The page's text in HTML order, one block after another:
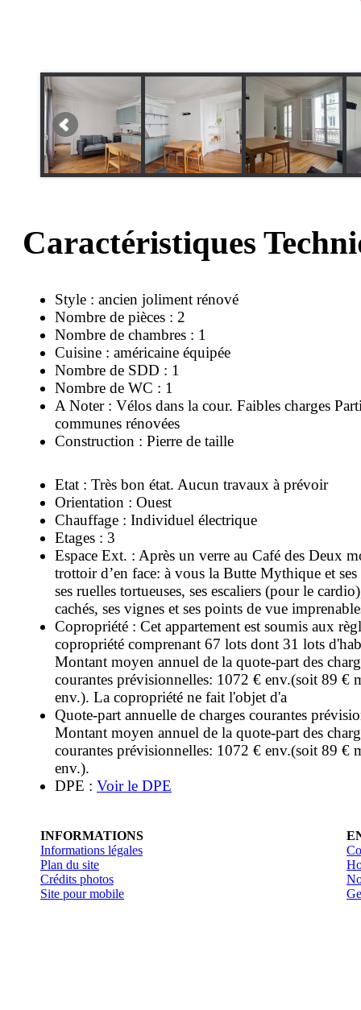
Caractéristiques
Style : ancien joliment rénové
Nombre de pièces : 2
Nombre de chambres : 1
Cuisine : américaine équipée
Nombre de SDD : 1
Nombre de WC : 1
A Noter : Vélos dans la cour. Faibles charges
communes rénovées
Construction : Pierre de taille
Etat : Très bon état. Aucun travaux à prévoir
Orientation : Ouest
Chauffage : Individuel électrique
Etages : 3
Espace Ext. : Après un verre au Café des Deux
trottoir d’en face: à vous la Butte Mythique et ses
ses ruelles tortueuses, ses escaliers (pour le
cachés, ses vignes et ses points de vue
Copropriété : Cet appartement est soumis aux
copropriété comprenant 67 lots dont 31 lots
Montant moyen annuel de la quote-part des
courantes prévisionnelles: 1072 € env.(soit 89 €
env.). La copropriété ne fait l'objet d'a
Quote-part annuelle de charges courantes
Montant moyen annuel de la quote-part des
courantes prévisionnelles: 1072 € env.(soit 89 €
env.).
DPE : Voir le DPE
INFORMATIONS
Informations légales
Plan du site
Crédits photos
Site pour mobile